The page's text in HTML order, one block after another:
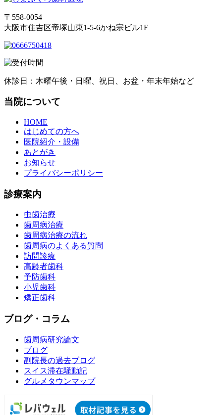
〒558-0054
大阪市住吉区帝塚山東1-5-6かね宗ビル1F
休診日：木曜午後・日曜、祝日、お盆・年末年始など
当院について
HOME
はじめての方へ
医院紹介・設備
あとがき
お知らせ
プライバシーポリシー
診療案内
虫歯治療
歯周病治療
歯周病治療の流れ
歯周病のよくある質問
訪問診療
高齢者歯科
予防歯科
小児歯科
矯正歯科
ブログ・コラム
歯周病研究論文
ブログ
副院長の過去ブログ
スイス滞在騒動記
グルメタウンマップ